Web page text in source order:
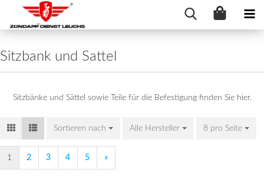
Sitzbank und Sattel
Sitzbänke und Sättel sowie Teile für die Befestigung finden Sie hier.
Sortieren nach
Sortieren nach Alle Hersteller 8 pro Seite
pro Seite
1 2 3 4 5 »